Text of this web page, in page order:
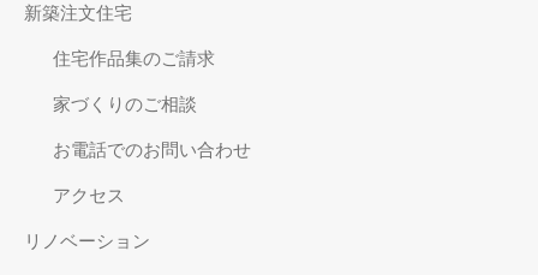
新築注文住宅
住宅作品集のご請求
家づくりのご相談
お電話でのお問い合わせ
アクセス
リノベーション